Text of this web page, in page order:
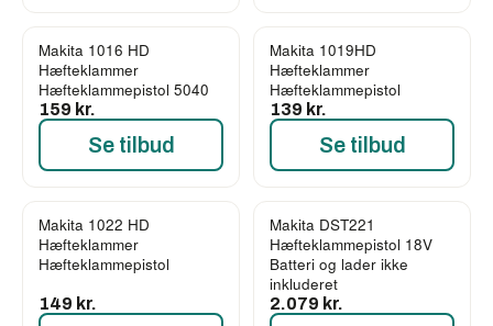
Makita 1016 HD
Hæfteklammer
Hæfteklammepistol 5040
159 kr.
Se tilbud
Makita 1019HD
Hæfteklammer
Hæfteklammepistol
139 kr.
Se tilbud
Makita 1022 HD
Hæfteklammer
Hæfteklammepistol
149 kr.
Makita DST221
Hæfteklammepistol 18V
Batteri og lader ikke
inkluderet
2.079 kr.